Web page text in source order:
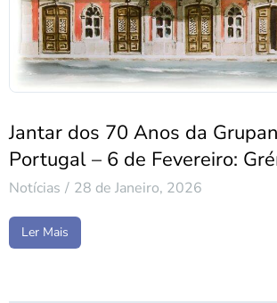
Jantar dos 70 Anos da
Portugal – 6 de Fevereiro:
Notícias 28 de Janeiro, 2026
Ler Mais